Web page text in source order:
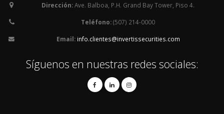
Dirección:Ave. Balboa, P.H. Grand Bay Tower, Piso 4.
Teléfono:(507) 214-0000
Email: info.clientes@invertissecurities.com
Síguenos en nuestras redes sociales: